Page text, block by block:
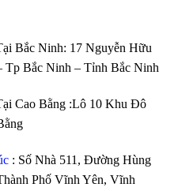
Bắc Ninh: 17 Nguyễn Hữu
Bắc Ninh – Tỉnh Bắc Ninh
Cao Bằng :Lô 10 Khu Đô
: Số Nhà 511, Đường Hùng
Phố Vĩnh Yên, Vĩnh